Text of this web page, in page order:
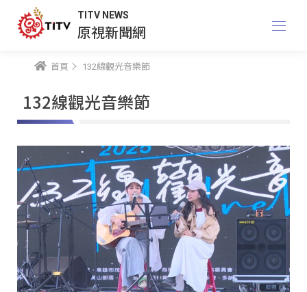
TITV NEWS
原視新聞網
首頁 132線觀光音樂節
132線觀光音樂節